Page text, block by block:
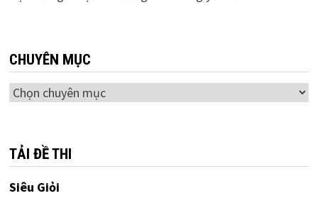
CHUYÊN MỤC
Chuyên
TẢI ĐỀ THI
Siêu Giỏi